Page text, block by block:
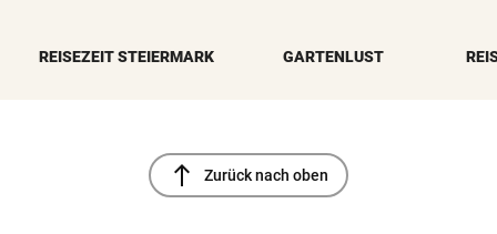
REISEZEIT STEIERMARK GARTENLUST
north Zurück nach oben